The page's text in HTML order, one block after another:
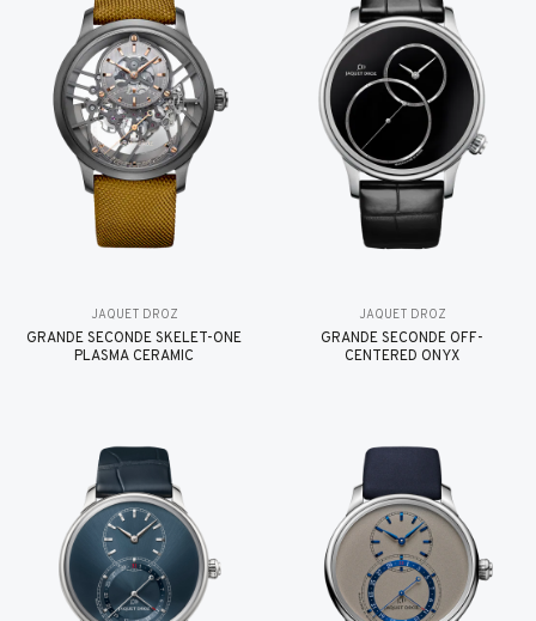
JAQUET DROZ
GRANDE SECONDE SKELET-ONE
PLASMA CERAMIC
JAQUET DROZ
GRANDE SECONDE OFF-
CENTERED ONYX